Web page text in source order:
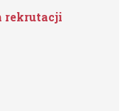
rekrutacji